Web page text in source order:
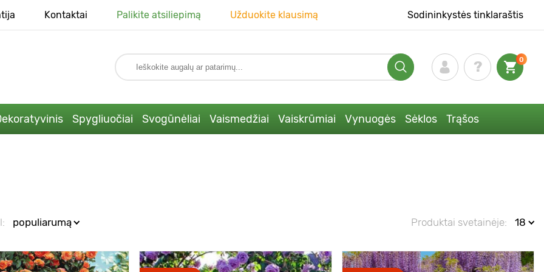
Kontaktai Palikite atsiliepimą Užduokite klausimą Sodininkystės tinklaraštis
0
Spygliuočiai Svogūnėliai Vaismedžiai Vaiskrūmiai Vynuogės Sėklos Trąšos
populiarumą Produktai svetainėje: 18